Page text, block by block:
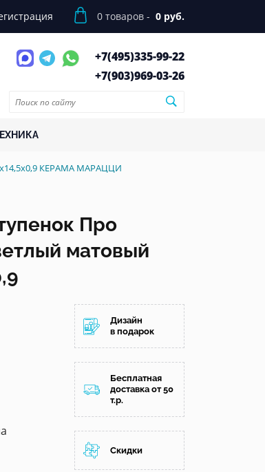
0 товаров - 0 руб.
+7(495)335-99-22
+7(903)969-03-26
КЕРАМА МАРАЦЦИ
Про
матовый
Дизайн
в подарок
Бесплатная
доставка от 50
т.р.
Скидки